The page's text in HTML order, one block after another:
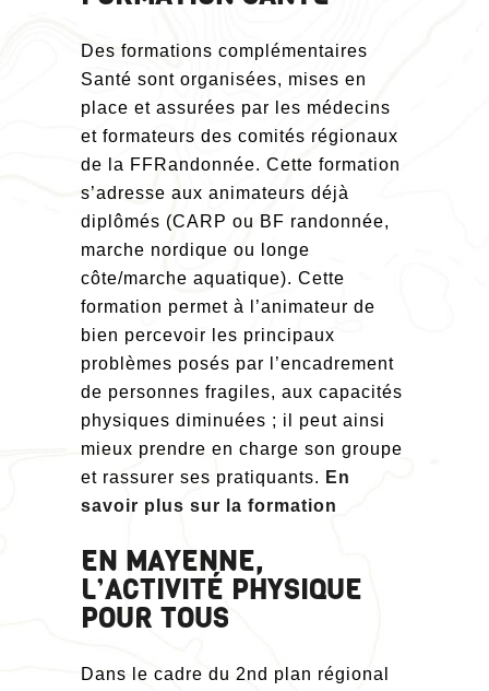
Des formations complémentaires
Santé sont organisées, mises en
place et assurées par les médecins
et formateurs des comités régionaux
de la FFRandonnée. Cette formation
s’adresse aux animateurs déjà
diplômés (CARP ou BF randonnée,
marche nordique ou longe
côte/marche aquatique). Cette
formation permet à l’animateur de
bien percevoir les principaux
problèmes posés par l’encadrement
de personnes fragiles, aux capacités
physiques diminuées ; il peut ainsi
mieux prendre en charge son groupe
et rassurer ses pratiquants. En
savoir plus sur la formation
EN MAYENNE,
L’ACTIVITÉ PHYSIQUE
POUR TOUS
Dans le cadre du 2nd plan régional